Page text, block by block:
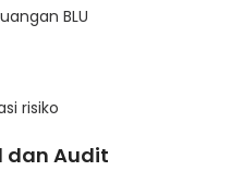
BLU
risiko
dan Audit